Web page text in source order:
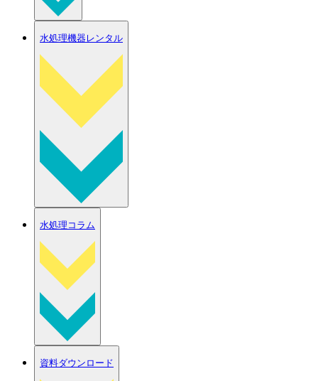
水処理機器レンタル
水処理コラム
資料ダウンロード